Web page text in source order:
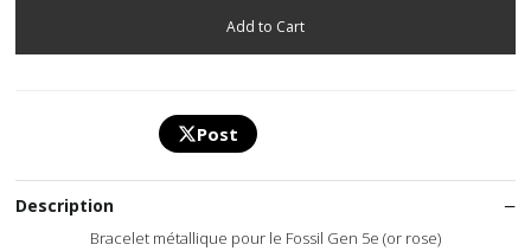
Post
Description
Bracelet métallique pour le Fossil Gen 5e (or rose)